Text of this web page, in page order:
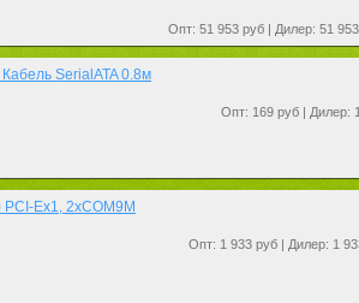
Опт: 51 953 руб | Дилер: 51
SerialATA 0.8м
Опт: 169 руб | Дилер:
Ex1, 2xCOM9M
Опт: 1 933 руб | Дилер: 1